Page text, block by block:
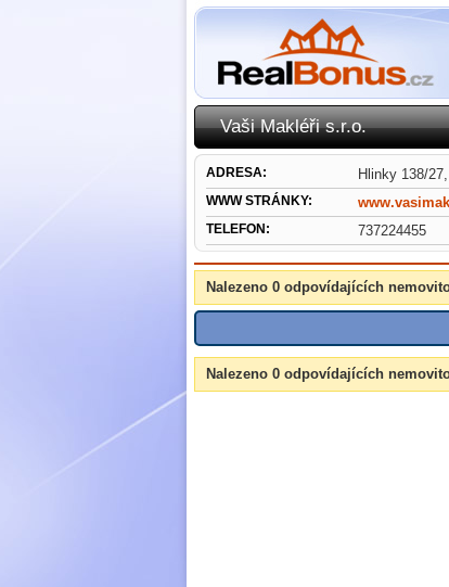
Vaši Makléři s.r.o.
ADRESA: Hlinky 138/
WWW STRÁNKY:
TELEFON: 737224455
Nalezeno 0 odpovídajících
Nalezeno 0 odpovídajících